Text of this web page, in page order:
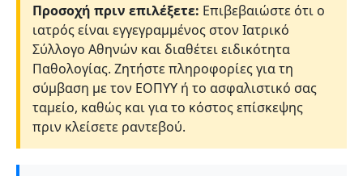
Προσοχή πριν επιλέξετε: Επιβεβαιώστε ότι ο
ιατρός είναι εγγεγραμμένος στον Ιατρικό
Σύλλογο Αθηνών και διαθέτει ειδικότητα
Παθολογίας. Ζητήστε πληροφορίες για τη
σύμβαση με τον ΕΟΠΥΥ ή το ασφαλιστικό σας
ταμείο, καθώς και για το κόστος επίσκεψης
πριν κλείσετε ραντεβού.